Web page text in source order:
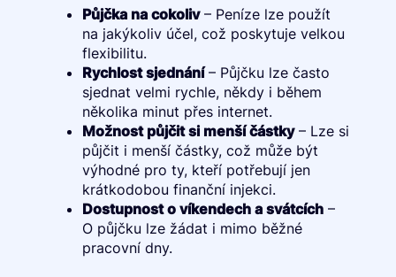
Půjčka na cokoliv– Peníze lze použít
na jakýkoliv účel, což poskytuje velkou
flexibilitu.
Rychlost sjednání– Půjčku lze často
sjednat velmi rychle, někdy i během
několika minut přes internet.
Možnost půjčit si menší částky– Lze si
půjčit i menší částky, což může být
výhodné pro ty, kteří potřebují jen
krátkodobou finanční injekci.
Dostupnost o víkendech a svátcích–
O půjčku lze žádat i mimo běžné
pracovní dny.